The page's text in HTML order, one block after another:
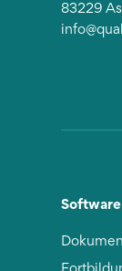
83229
Software